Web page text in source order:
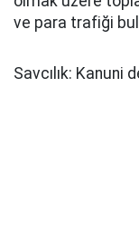
ve para trafiği
Savcılık: Kanuni